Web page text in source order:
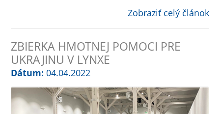
Zobraziť celý článok
ZBIERKA HMOTNEJ POMOCI PRE
UKRAJINU V LYNXE
Dátum: 04.04.2022